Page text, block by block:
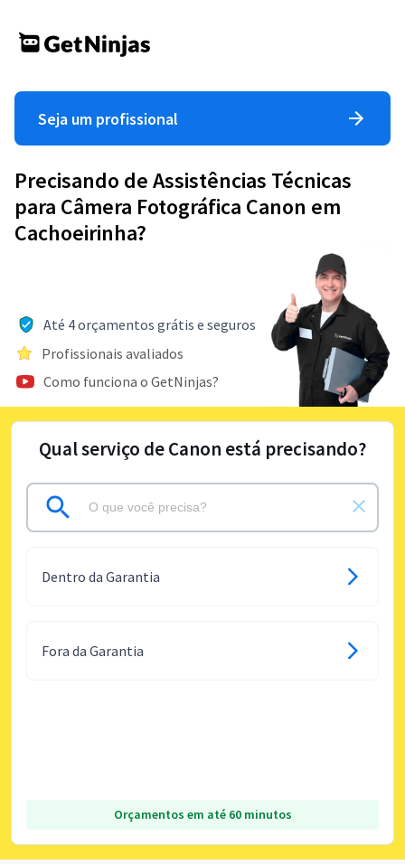
Seja um profissional
Precisando de Assistências Técnicas
para Câmera Fotográfica Canon em
Cachoeirinha?
Até 4 orçamentos grátis e seguros
Profissionais avaliados
Como funciona o GetNinjas?
Qual serviço de Canon está precisando?
Dentro da Garantia
Fora da Garantia
Orçamentos em até 60 minutos